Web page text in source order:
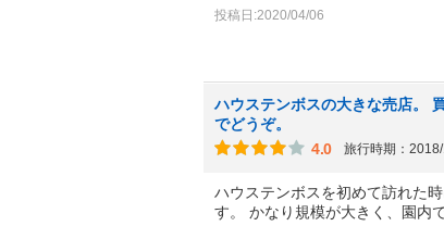
投稿日:2020/04/06
ハウステンボスの大きな売店。
でどうぞ。
4.0
旅行時期：2018/
ハウステンボスを初めて訪れた
す。 かなり規模が大きく、園内